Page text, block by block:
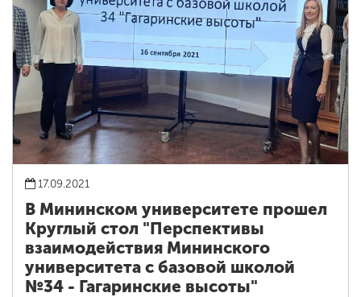
17.09.2021
В Мининском университете прошел
Круглый стол "Перспективы
взаимодействия Мининского
университета с базовой школой
№34 - Гагаринские высоты"